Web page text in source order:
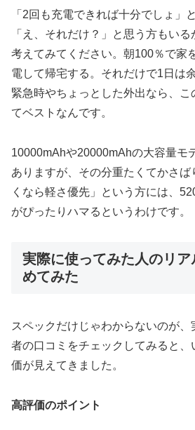
「2回も充電できれば十分でしょ」
「え、それだけ？」と思う方もい
考えてみてください。朝100％で家
電して帰宅する。それだけで1日は
緊急時やちょっとした外出なら、こ
てベストなんです。
10000mAhや20000mAhの大容量モ
ありますが、その分重たくてかさ
くなら軽さ優先」という方には、
がぴったりハマるというわけです。
実際に使ってみた人のリ
めてみた
スペックだけじゃわからないのが、
者の口コミをチェックしてみると
価が見えてきました。
高評価のポイント